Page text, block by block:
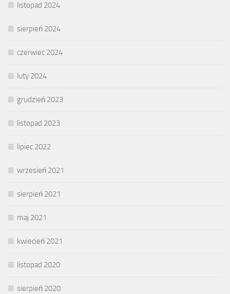
listopad 2024
sierpień 2024
czerwiec 2024
luty 2024
grudzień 2023
listopad 2023
lipiec 2022
wrzesień 2021
sierpień 2021
maj 2021
kwiecień 2021
listopad 2020
sierpień 2020